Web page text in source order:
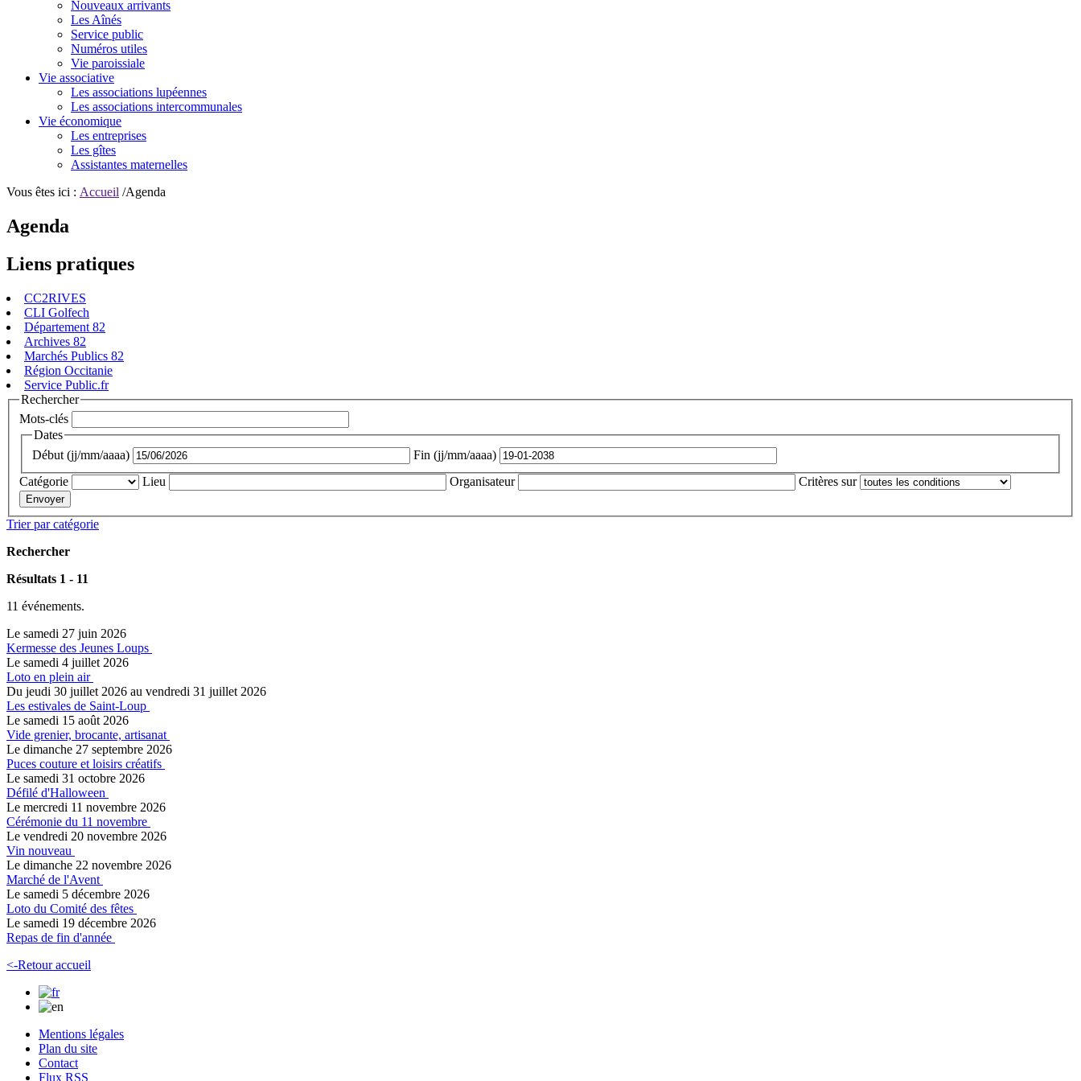
Nouveaux arrivants
Les Aînés
Service public
Numéros utiles
Vie paroissiale
Vie associative
Les associations lupéennes
Les associations intercommunales
Vie économique
Les entreprises
Les gîtes
Assistantes maternelles
Vous êtes ici : Accueil /Agenda
Agenda
Liens pratiques
CC2RIVES
CLI Golfech
Département 82
Archives 82
Marchés Publics 82
Région Occitanie
Service Public.fr
Rechercher
Mots-clés
Dates
Début (jj/mm/aaaa)
Fin (jj/mm/aaaa)
Catégorie
Lieu Organisateur Critères sur
Trier par catégorie
Rechercher
Résultats 1 - 11
11 événements.
Le samedi 27 juin 2026
Kermesse des Jeunes Loups
Le samedi 4 juillet 2026
Loto en plein air
Du jeudi 30 juillet 2026 au vendredi 31 juillet 2026
Les estivales de Saint-Loup
Le samedi 15 août 2026
Vide grenier, brocante, artisanat
Le dimanche 27 septembre 2026
Puces couture et loisirs créatifs
Le samedi 31 octobre 2026
Défilé d'Halloween
Le mercredi 11 novembre 2026
Cérémonie du 11 novembre
Le vendredi 20 novembre 2026
Vin nouveau
Le dimanche 22 novembre 2026
Marché de l'Avent
Le samedi 5 décembre 2026
Loto du Comité des fêtes
Le samedi 19 décembre 2026
Repas de fin d'année
<-Retour accueil
Mentions légales
Plan du site
Contact
Flux RSS